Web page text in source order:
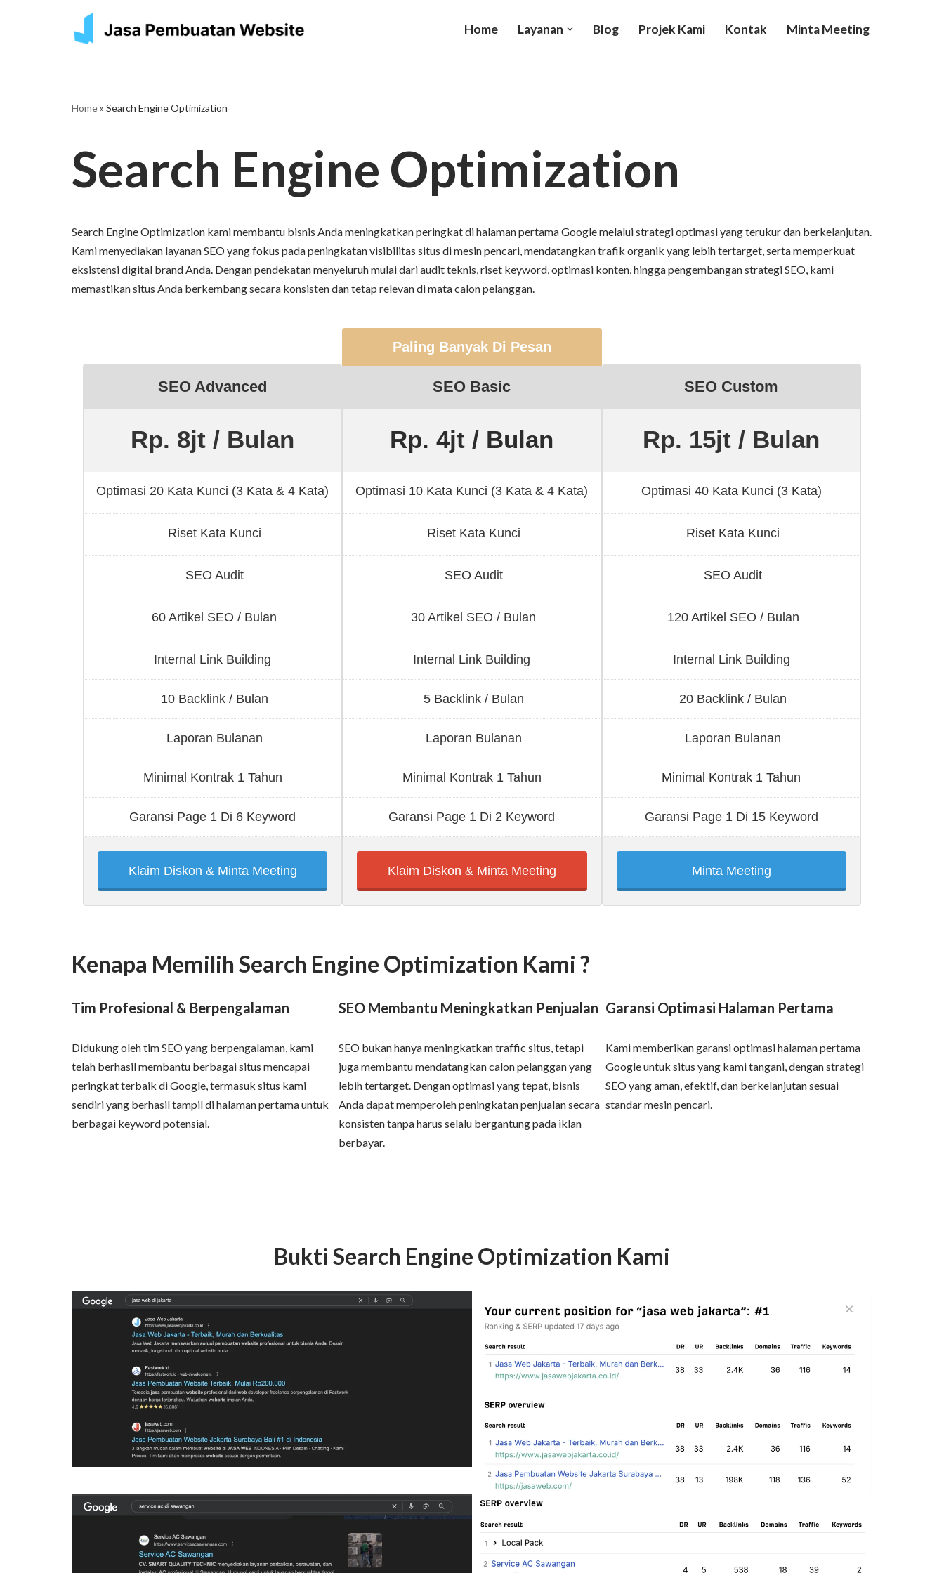
Home Layanan Blog Projek Kami Kontak Minta Meeting
Home» Search Engine Optimization
Search Engine Optimization
Search Engine Optimization kami membantu bisnis Anda meningkatkan peringkat di halaman pertama Google melalui strategi optimasi yang terukur dan berkelanjutan.
Kami menyediakan layanan SEO yang fokus pada peningkatan visibilitas situs di mesin pencari, mendatangkan trafik organik yang lebih tertarget, serta memperkuat
eksistensi digital brand Anda. Dengan pendekatan menyeluruh mulai dari audit teknis, riset keyword, optimasi konten, hingga pengembangan strategi SEO, kami
memastikan situs Anda berkembang secara konsisten dan tetap relevan di mata calon pelanggan.
SEO Advanced
Rp. 8jt / Bulan
Optimasi 20 Kata Kunci (3 Kata & 4 Kata)
Riset Kata Kunci
SEO Audit
60 Artikel SEO / Bulan
Internal Link Building
10 Backlink / Bulan
Laporan Bulanan
Minimal Kontrak 1 Tahun
Garansi Page 1 Di 6 Keyword
Klaim Diskon & Minta Meeting
Paling Banyak Di Pesan
SEO Basic
Rp. 4jt / Bulan
Optimasi 10 Kata Kunci (3 Kata & 4 Kata)
Riset Kata Kunci
SEO Audit
30 Artikel SEO / Bulan
Internal Link Building
5 Backlink / Bulan
Laporan Bulanan
Minimal Kontrak 1 Tahun
Garansi Page 1 Di 2 Keyword
Klaim Diskon & Minta Meeting
SEO Custom
Rp. 15jt / Bulan
Optimasi 40 Kata Kunci (3 Kata)
Riset Kata Kunci
SEO Audit
120 Artikel SEO / Bulan
Internal Link Building
20 Backlink / Bulan
Laporan Bulanan
Minimal Kontrak 1 Tahun
Garansi Page 1 Di 15 Keyword
Minta Meeting
Kenapa Memilih Search Engine Optimization Kami ?
Tim Profesional & Berpengalaman
Didukung oleh tim SEO yang berpengalaman, kami
telah berhasil membantu berbagai situs mencapai
peringkat terbaik di Google, termasuk situs kami
sendiri yang berhasil tampil di halaman pertama untuk
berbagai keyword potensial.
SEO Membantu Meningkatkan Penjualan
SEO bukan hanya meningkatkan traffic situs, tetapi
juga membantu mendatangkan calon pelanggan yang
lebih tertarget. Dengan optimasi yang tepat, bisnis
Anda dapat memperoleh peningkatan penjualan secara
konsisten tanpa harus selalu bergantung pada iklan
berbayar.
Garansi Optimasi Halaman Pertama
Kami memberikan garansi optimasi halaman pertama
Google untuk situs yang kami tangani, dengan strategi
SEO yang aman, efektif, dan berkelanjutan sesuai
standar mesin pencari.
Bukti Search Engine Optimization Kami